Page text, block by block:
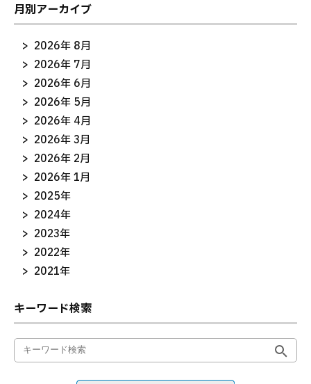
月別アーカイブ
2026年 8月
2026年 7月
2026年 6月
2026年 5月
2026年 4月
2026年 3月
2026年 2月
2026年 1月
2025年
2024年
2023年
2022年
2021年
キーワード検索